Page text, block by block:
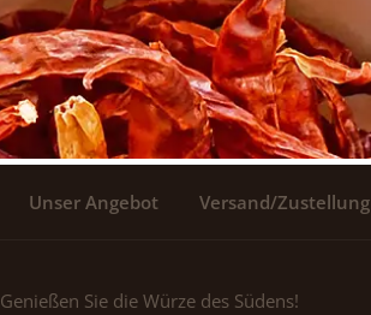
Unser Angebot Versand/Zustellung
Genießen Sie die Würze des Südens!